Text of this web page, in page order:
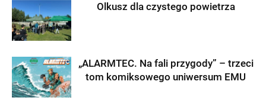
Olkusz dla czystego powietrza
„ALARMTEC. Na fali przygody” – trzeci
tom komiksowego uniwersum EMU